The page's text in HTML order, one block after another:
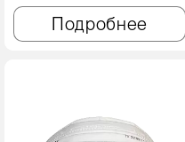
Подробнее